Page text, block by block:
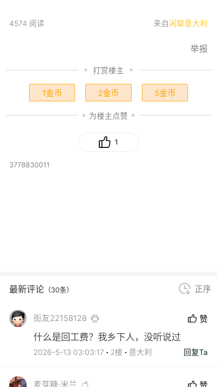
4574 阅读 来自 闲聊意大利
举报
打赏楼主
1金币 2金币 5金币
为楼主点赞
1
3778830011
最新评论 （30条） 正序
街友22158128 赞
什么是回工费？我乡下人，没听说过
2026-5-13 03:03:17 2楼 意大利 回复Ta
麦芽糖·米兰